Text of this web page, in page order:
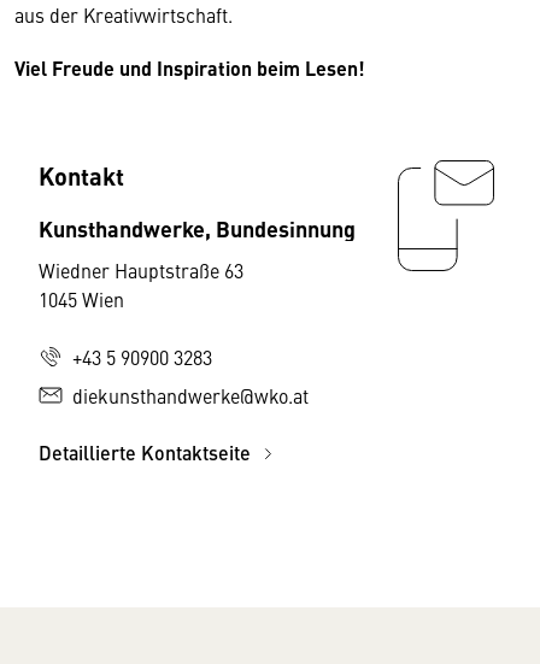
aus der Kreativwirtschaft.
Viel Freude und Inspiration beim Lesen!
Kontakt
Kunsthandwerke, Bundesinnung
Wiedner Hauptstraße 63
1045 Wien
+43 5 90900 3283
diekunsthandwerke@wko.at
Detaillierte Kontaktseite